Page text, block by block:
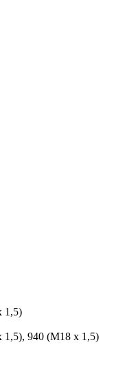
1,5)
1,5), 940 (M18 x 1,5)